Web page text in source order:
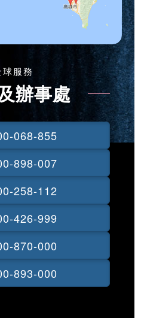
服務
辦事處
068-855
898-007
258-112
426-999
870-000
893-000